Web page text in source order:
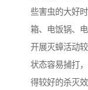
些害虫的大好
箱、电饭锅、
开展灭蟑活动
状态容易捕打
得较好的杀灭